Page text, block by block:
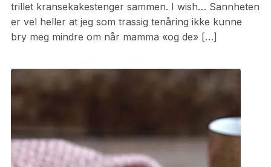
trillet kransekakestenger sammen. I wish… Sannheten
er vel heller at jeg som trassig tenåring ikke kunne
bry meg mindre om når mamma «og de» […]